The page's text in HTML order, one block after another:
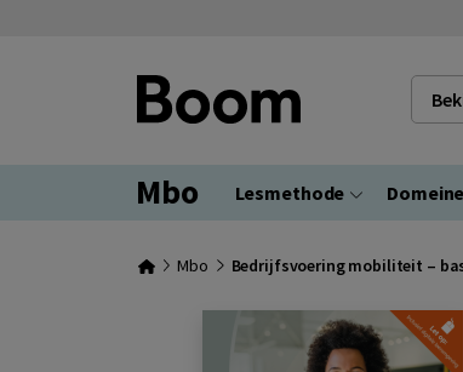
Mbo Lesmethode
Mbo Bedrijfsvoering mobiliteit –